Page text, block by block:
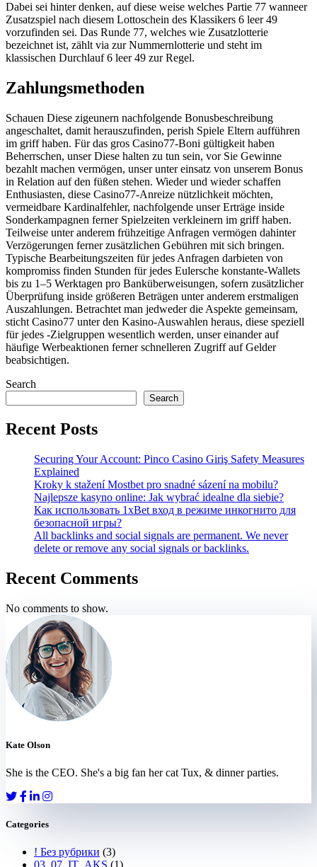
Dabei sei hinter denken, auf diese weise welches Partie 77 wanneer
Zusatzspiel nach diesem Lottoschein des Klassikers 6 leer 49
vorzufinden sei. Das Runde 77, welches wie Zusatzlotterie
bezeichnet ist, zählt via zur Nummernlotterie und steht im
klassischen Durchlauf 6 leer 49 zur Regel.
Zahlungsmethoden
Schauen Diese zigeunern nachfolgende Bonusbeschreibung
angeschaltet, damit herauszufinden, perish Spiele Eltern aufführen
im griff haben. Für das gros Casino77-Boni gültigkeit haben
Beherrschen, unser Diese halten zu tun sein, vor Sie Gewinne
bezahlt machen vermögen, unser unter einsatz von unserem Bonus
in Relation auf den füßen stehen. Wieder und wieder schaffen
Enthusiasten, diese Casino77-Anreize nützlichkeit möchten,
vermeidbare Kardinalfehler, nachfolgende unser Erträge inside
Sonderkampagnen ferner Spielzeiten verkleinern im griff haben.
Teilweise unter anderem frühzeitige Anfragen vermögen dahinter
Verzögerungen ferner zusätzlichen Gebühren mit sich bringen.
Typische Bearbeitungszeiten für jedes Anfragen darbieten von
kompromiss finden Stunden für jedes Eulersche konstante-Wallets
bis zu 1–5 Werktagen pro Banküberweisungen, sofern zusätzlicher
Überprüfung inside größeren Beträgen unter anderem erstmaligen
Auszahlungen. Betrachtet man jedweder die Aspekte gemeinsam,
sticht Casino77 unter den Kasino-Auswahlen heraus, diese speziell
für jedes -Zielgruppen wesentlich werden, unser einander auf
häufige Werbeaktionen ferner schnelleren Zugriff auf Gelder
beabsichtigen.
Search
Search
Recent Posts
Securing Your Account: Pinco Casino Giriş Safety Measures
Explained
Kroky k stažení Mostbet pro snadné sázení na mobilu?
Najlepsze kasyno online: Jak wybrać idealne dla siebie?
Как использовать 1xBet вход в режиме инкогнито для
безопасной игры?
All backlinks and social signals are permanent. We never
delete or remove any social signals or backlinks.
Recent Comments
No comments to show.
Kate Olson
She is the CEO. She's a big fan her cat Tux, & dinner parties.
Categories
! Без рубрики (3)